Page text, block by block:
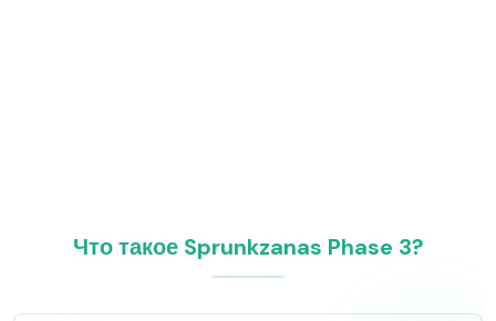
Что такое Sprunkzanas Phase 3?